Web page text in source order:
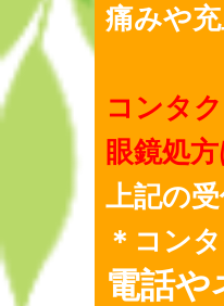
痛みや
コンタ
眼鏡処
上記の
＊コン
電話や